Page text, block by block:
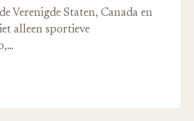
Verenigde Staten, Canada en
alleen sportieve